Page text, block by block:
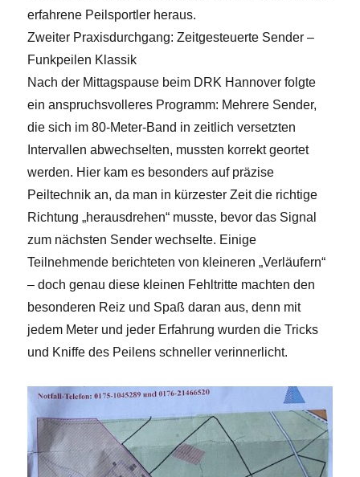
erfahrene Peilsportler heraus.
Zweiter Praxisdurchgang: Zeitgesteuerte Sender –
Funkpeilen Klassik
Nach der Mittagspause beim DRK Hannover folgte
ein anspruchsvolleres Programm: Mehrere Sender,
die sich im 80-Meter-Band in zeitlich versetzten
Intervallen abwechselten, mussten korrekt geortet
werden. Hier kam es besonders auf präzise
Peiltechnik an, da man in kürzester Zeit die richtige
Richtung „herausdrehen“ musste, bevor das Signal
zum nächsten Sender wechselte. Einige
Teilnehmende berichteten von kleineren „Verläufern“
– doch genau diese kleinen Fehltritte machten den
besonderen Reiz und Spaß daran aus, denn mit
jedem Meter und jeder Erfahrung wurden die Tricks
und Kniffe des Peilens schneller verinnerlicht.